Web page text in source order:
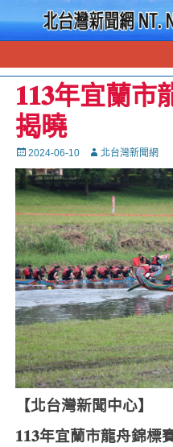
𝟏𝟏𝟑年宜蘭市
揭曉
Posted
on
2024-06-10 Autor北台灣新聞網
【北台灣新聞中心】
𝟏𝟏𝟑年宜蘭市龍舟錦標